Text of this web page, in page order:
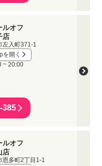
ルオフ
店
左入町371-1
を開く
~ 20:00
385
ルオフ
店
恩多町2丁目1-1